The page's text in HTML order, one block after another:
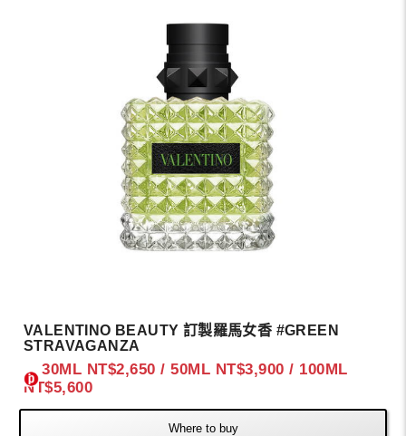
VALENTINO BEAUTY 訂製羅馬女香 #GREEN
STRAVAGANZA
30ML NT$2,650 / 50ML NT$3,900 / 100ML
NT$5,600
Where to buy